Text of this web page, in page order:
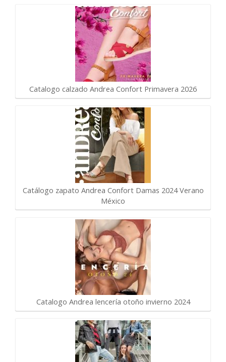
Catalogo calzado Andrea Confort Primavera 2026
Catálogo zapato Andrea Confort Damas 2024 Verano
México
Catalogo Andrea lencería otoño invierno 2024